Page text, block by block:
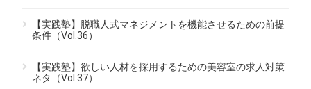
【実践塾】脱職人式マネジメントを機能させるための前提
条件（Vol.36）
【実践塾】欲しい人材を採用するための美容室の求人対策
ネタ（Vol.37）